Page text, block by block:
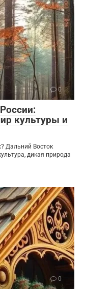
0
культуры и
Дальний Восток
дикая природа
0